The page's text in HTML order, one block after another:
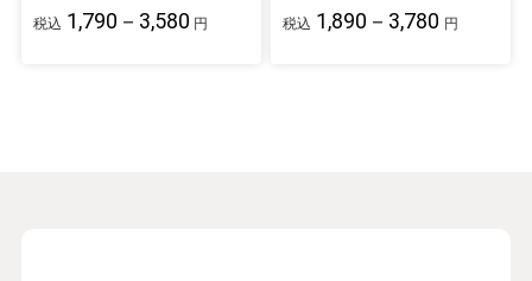
税込 1,790－3,580 円 税込 1,890－3,780 円